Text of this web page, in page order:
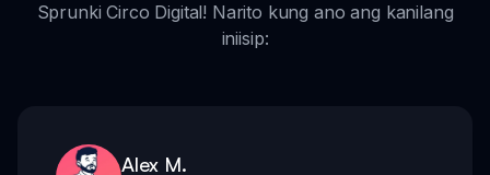
Sprunki Circo Digital! Narito kung ano ang kanilang
iniisip:
Alex M.